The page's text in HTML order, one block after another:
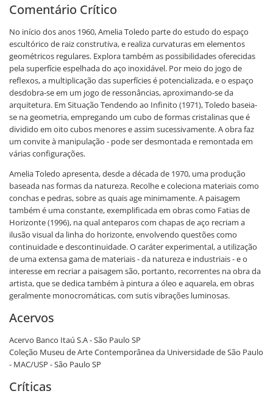
Comentário Crítico
No início dos anos 1960, Amelia Toledo parte do estudo do espaço
escultórico de raiz construtiva, e realiza curvaturas em elementos
geométricos regulares. Explora também as possibilidades oferecidas
pela superfície espelhada do aço inoxidável. Por meio do jogo de
reflexos, a multiplicação das superfícies é potencializada, e o espaço
desdobra-se em um jogo de ressonâncias, aproximando-se da
arquitetura. Em Situação Tendendo ao Infinito (1971), Toledo baseia-
se na geometria, empregando um cubo de formas cristalinas que é
dividido em oito cubos menores e assim sucessivamente. A obra faz
um convite à manipulação - pode ser desmontada e remontada em
várias configurações.
Amelia Toledo apresenta, desde a década de 1970, uma produção
baseada nas formas da natureza. Recolhe e coleciona materiais como
conchas e pedras, sobre as quais age minimamente. A paisagem
também é uma constante, exemplificada em obras como Fatias de
Horizonte (1996), na qual anteparos com chapas de aço recriam a
ilusão visual da linha do horizonte, envolvendo questões como
continuidade e descontinuidade. O caráter experimental, a utilização
de uma extensa gama de materiais - da natureza e industriais - e o
interesse em recriar a paisagem são, portanto, recorrentes na obra da
artista, que se dedica também à pintura a óleo e aquarela, em obras
geralmente monocromáticas, com sutis vibrações luminosas.
Acervos
Acervo Banco Itaú S.A - São Paulo SP
Coleção Museu de Arte Contemporânea da Universidade de São Paulo
- MAC/USP - São Paulo SP
Críticas